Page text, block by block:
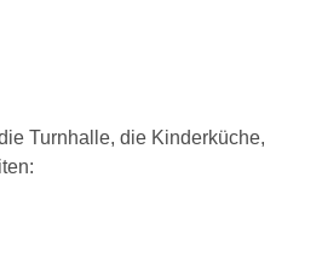
Turnhalle, die Kinderküche,